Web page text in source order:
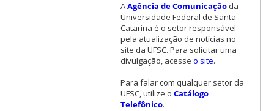
AAgência de Comunicaçãoda
Universidade Federal de Santa
Catarina é o setor responsável
pela atualização de notícias no
site da UFSC. Para solicitar uma
divulgação, acesse o site.
Para falar com qualquer setor da
UFSC, utilize o Catálogo
Telefônico.